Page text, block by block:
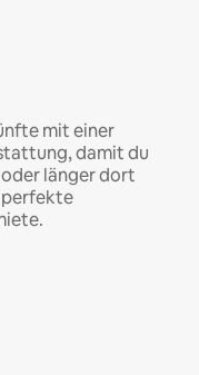
mit einer
damit du
länger dort
perfekte